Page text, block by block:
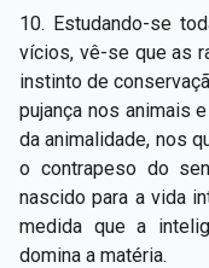
10. Estudando-se
vícios, vê-se que as
instinto de
pujança nos animais
da animalidade, nos
o contrapeso do
nascido para a vida
medida que a
domina a matéria.